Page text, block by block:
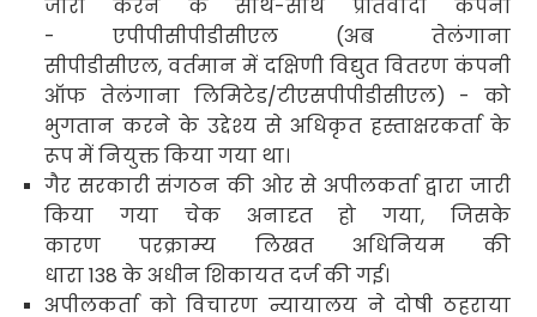
जारी करने के साथ-साथ प्रतिवादी कंपनी
- एपीपीसीपीडीसीएल (अब तेलंगाना
सीपीडीसीएल,वर्तमान में दक्षिणी विद्युत वितरण कंपनी
ऑफ तेलंगाना लिमिटेड/टीएसपीपीडीसीएल) - को
भुगतान करने के उद्देश्य से अधिकृत हस्ताक्षरकर्ता के
रूप में नियुक्त किया गया था।
गैर सरकारी संगठन की ओर से अपीलकर्ता द्वारा जारी
किया गया चेक अनादृत हो गया, जिसके
कारण परक्राम्य लिखत अधिनियम की
धारा138के अधीन शिकायत दर्ज की गई।
अपीलकर्ता को विचारण न्यायालय ने दोषी ठहराया